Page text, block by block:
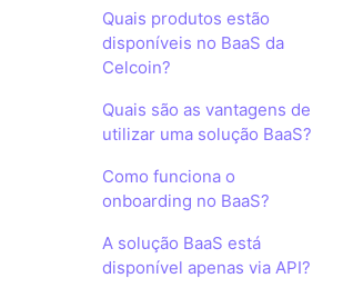
Quais produtos estão
disponíveis no BaaS da
Celcoin?
Quais são as vantagens de
utilizar uma solução BaaS?
Como funciona o
onboarding no BaaS?
A solução BaaS está
disponível apenas via API?